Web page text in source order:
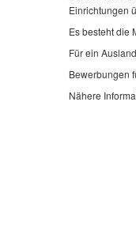
Einrichtungen
Es besteht die
Für ein
Bewerbungen
Nähere